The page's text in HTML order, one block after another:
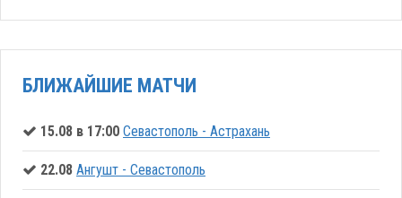
БЛИЖАЙШИЕ МАТЧИ
15.08 в 17:00 Севастополь - Астрахань
22.08 Ангушт - Севастополь